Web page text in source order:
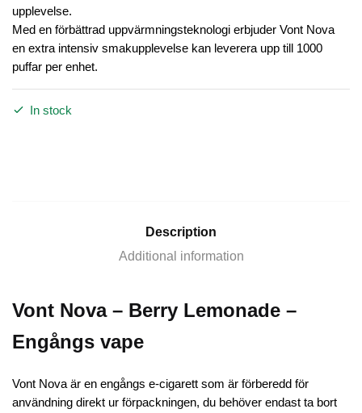
upplevelse.
Med en förbättrad uppvärmningsteknologi erbjuder Vont Nova
en extra intensiv smakupplevelse kan leverera upp till 1000
puffar per enhet.
In stock
Description
Additional information
Vont Nova – Berry Lemonade –
Engångs vape
Vont Nova är en engångs e-cigarett som är förberedd för
användning direkt ur förpackningen, du behöver endast ta bort